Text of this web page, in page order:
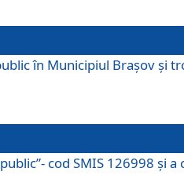
în Municipiul Brașov şi
cod SMIS 126998 și